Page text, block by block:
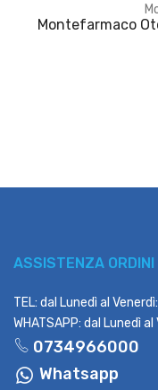
Montefarmaco
ASSISTENZA ORDINI
TEL: dal Lunedì al
WHATSAPP: dal Lunedì
0734966000
Whatsapp